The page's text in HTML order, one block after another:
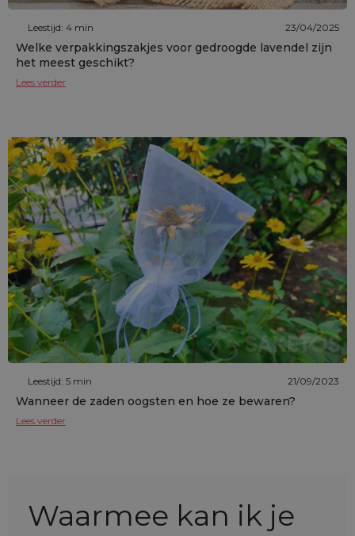
Leestijd: 4 min 23/04/2025
Welke verpakkingszakjes voor gedroogde lavendel zijn
het meest geschikt?
Lees verder
Leestijd: 5 min 21/09/2023
Wanneer de zaden oogsten en hoe ze bewaren?
Lees verder
Waarmee kan ik je